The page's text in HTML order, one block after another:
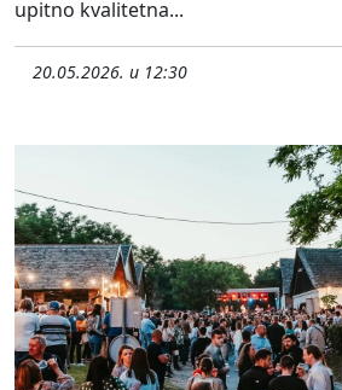
upitno kvalitetna...
20.05.2026. u 12:30